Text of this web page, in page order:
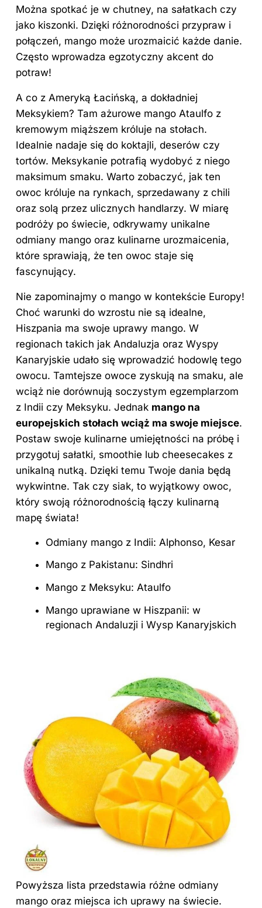
Można spotkać je w chutney, na sałatkach czy
jako kiszonki. Dzięki różnorodności przypraw i
połączeń, mango może urozmaicić każde danie.
Często wprowadza egzotyczny akcent do
potraw!
A co z Ameryką Łacińską, a dokładniej
Meksykiem? Tam ażurowe mango Ataulfo z
kremowym miąższem króluje na stołach.
Idealnie nadaje się do koktajli, deserów czy
tortów. Meksykanie potrafią wydobyć z niego
maksimum smaku. Warto zobaczyć, jak ten
owoc króluje na rynkach, sprzedawany z chili
oraz solą przez ulicznych handlarzy. W miarę
podróży po świecie, odkrywamy unikalne
odmiany mango oraz kulinarne urozmaicenia,
które sprawiają, że ten owoc staje się
fascynujący.
Nie zapominajmy o mango w kontekście Europy!
Choć warunki do wzrostu nie są idealne,
Hiszpania ma swoje uprawy mango. W
regionach takich jak Andaluzja oraz Wyspy
Kanaryjskie udało się wprowadzić hodowlę tego
owocu. Tamtejsze owoce zyskują na smaku, ale
wciąż nie dorównują soczystym egzemplarzom
z Indii czy Meksyku. Jednak mango na
europejskich stołach wciąż ma swoje miejsce.
Postaw swoje kulinarne umiejętności na próbę i
przygotuj sałatki, smoothie lub cheesecakes z
unikalną nutką. Dzięki temu Twoje dania będą
wykwintne. Tak czy siak, to wyjątkowy owoc,
który swoją różnorodnością łączy kulinarną
mapę świata!
Odmiany mango z Indii: Alphonso, Kesar
Mango z Pakistanu: Sindhri
Mango z Meksyku: Ataulfo
Mango uprawiane w Hiszpanii: w
regionach Andaluzji i Wysp Kanaryjskich
Powyższa lista przedstawia różne odmiany
mango oraz miejsca ich uprawy na świecie.